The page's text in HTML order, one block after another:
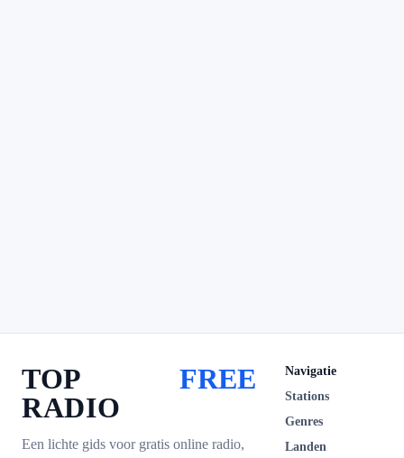
TOP
RADIO
FREE
Een lichte gids voor gratis online radio,
Navigatie
Stations
Genres
Landen